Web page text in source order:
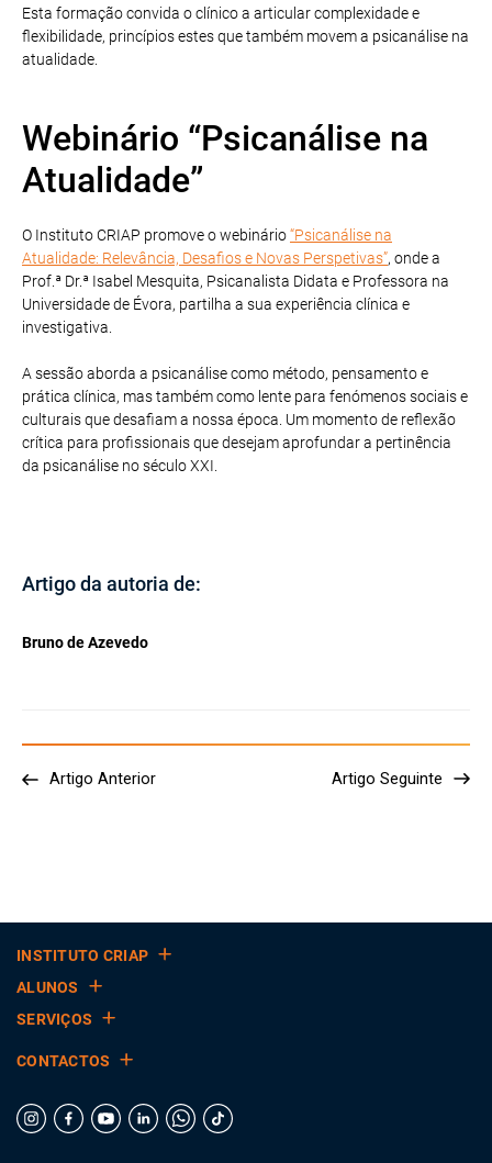
Esta formação convida o clínico a articular complexidade e
flexibilidade, princípios estes que também movem a psicanálise na
atualidade.
Webinário “Psicanálise na
Atualidade”
O Instituto CRIAP promove o webinário“Psicanálise na
Atualidade: Relevância, Desafios e Novas Perspetivas”, onde a
Prof.ª Dr.ª Isabel Mesquita, Psicanalista Didata e Professora na
Universidade de Évora, partilha a sua experiência clínica e
investigativa.
A sessão aborda a psicanálise como método, pensamento e
prática clínica, mas também como lente para fenómenos sociais e
culturais que desafiam a nossa época. Um momento de reflexão
crítica para profissionais que desejam aprofundar a pertinência
da psicanálise no século XXI.
Artigo da autoria de:
Bruno de Azevedo
Artigo Anterior Artigo Seguinte
INSTITUTO CRIAP
ALUNOS
SERVIÇOS
CONTACTOS